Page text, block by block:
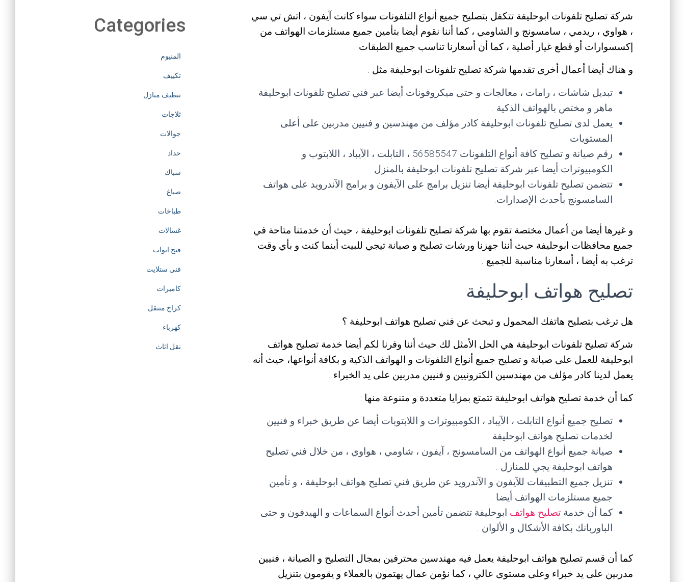
شركة تصليح تلفونات ابوحليفة تتكفل بتصليح جميع أنواع التلفونات سواء كانت آيفون ، اتش تي سي
، هواوي ، ريدمي ، سامسونج و الشاومي ، كما أننا نقوم أيضا بتأمين جميع مستلزمات الهواتف من
إكسسوارات أو قطع غيار أصلية ، كما أن أسعارنا تناسب جميع الطبقات .
و هناك أيضا أعمال أخرى تقدمها شركة تصليح تلفونات ابوحليفة مثل :
تبديل شاشات ، رامات ، معالجات و حتى ميكروفونات أيضا عبر فني تصليح تلفونات ابوحليفة
ماهر و مختص بالهواتف الذكية .
يعمل لدى تصليح تلفونات ابوحليفة كادر مؤلف من مهندسين و فنيين مدربين على أعلى
المستويات
رقم صيانة و تصليح كافة أنواع التلفونات 56585547 ، التابلت ، الآيباد ، اللابتوب و
الكومبيوترات أيضا عبر شركة تصليح تلفونات ابوحليفة بالمنزل.
تتضمن تصليح تلفونات ابوحليفة أيضا تنزيل برامج على الآيفون و برامج الآندرويد على هواتف
السامسونج بأحدث الإصدارات.
و غيرها أيضا من أعمال مختصة تقوم بها شركة تصليح تلفونات ابوحليفة ، حيث أن خدمتنا متاحة في
جميع محافظات ابوحليفة حيث أننا جهزنا ورشات تصليح و صيانة تيجي للبيت أينما كنت و بأي وقت
ترغب به أيضا ، أسعارنا مناسبة للجميع .
تصليح هواتف ابوحليفة
هل ترغب بتصليح هاتفك المحمول و تبحث عن فني تصليح هواتف ابوحليفة ؟
شركة تصليح تلفونات ابوحليفة هي الحل الأمثل لك حيث أننا وفرنا لكم أيضا خدمة تصليح هواتف
ابوحليفة للعمل على صيانة و تصليح جميع أنواع التلفونات و الهواتف الذكية و بكافة أنواعها، حيث أنه
يعمل لدينا كادر مؤلف من مهندسين الكترونيين و فنيين مدربين على يد الخبراء .
كما أن خدمة تصليح هواتف ابوحليفة تتمتع بمزايا متعددة و متنوعة منها :
تصليح جميع أنواع التابلت ، الآيباد ، الكومبيوترات و اللابتوبات أيضا عن طريق خبراء و فنيين
لخدمات تصليح هواتف ابوحليفة .
صيانة جميع أنواع الهواتف من السامسونج ، آيفون ، شاومي ، هواوي ، من خلال فني تصليح
هواتف ابوحليفة يجي للمنازل .
تنزيل جميع التطبيقات للآيفون و الآندرويد عن طريق فني تصليح هواتف ابوحليفة ، و تأمين
جميع مستلزمات الهواتف أيضا .
كما أن خدمة تصليح هواتف ابوحليفة تتضمن تأمين أحدث أنواع السماعات و الهيدفون و حتى
الباوربانك بكافة الأشكال و الألوان .
كما أن قسم تصليح هواتف ابوحليفة يعمل فيه مهندسين محترفين بمجال التصليح و الصيانة ، فنيين
مدربين على يد خبراء وعلى مستوى عالي ، كما نؤمن عمال يهتمون بالعملاء و يقومون بتنزيل
Categories
المنيوم
تكييف
تنظيف منازل
ثلاجات
جوالات
حداد
سباك
صباغ
طباخات
غسالات
فتح ابواب
فني ستلايت
كاميرات
كراج متنقل
كهرباء
نقل اثاث